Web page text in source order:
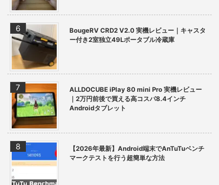
BougeRV CRD2 V2.0 実機レビュー｜キャスタ
ー付き2室独立49Lポータブル冷蔵庫
ALLDOCUBE iPlay 80 mini Pro 実機レビュー
｜2万円前後で買える高コスパ8.4インチ
Androidタブレット
【2026年最新】Android端末でAnTuTuベンチ
マークテストを行う超簡単な方法